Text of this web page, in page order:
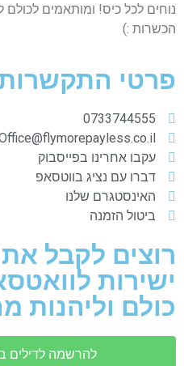
נוחים לכל כיס! ומותאמים לכולם
הכשרות :)
פרטי
0733744555
עקבו אחרינו בפייסבוק
דברו עם נציג בווטסאפ
האינסטגרם שלנו
ביטול הזמנה
רוצים לקבל
ישירות
כולם וליהנות
להרשמה לדילים